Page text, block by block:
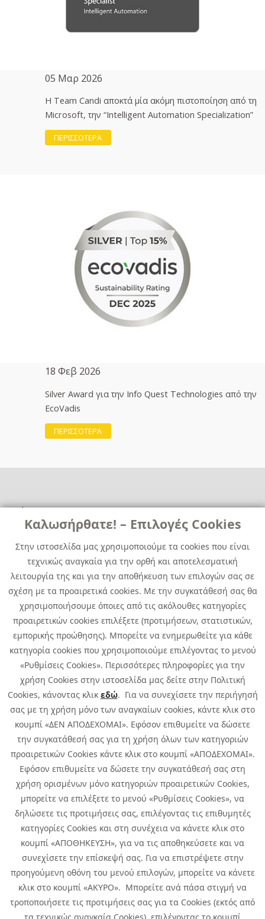
Καλωσήρθατε! – Επιλογές Cookies
Στην ιστοσελίδα μας χρησιμοποιούμε τα cookies που είναι
τεχνικώς αναγκαία για την ορθή και αποτελεσματική
λειτουργία της και για την αποθήκευση των επιλογών σας σε
σχέση με τα προαιρετικά cookies. Με την συγκατάθεσή σας θα
χρησιμοποιήσουμε όποιες από τις ακόλουθες κατηγορίες
προαιρετικών cookies επιλέξετε (προτιμήσεων, στατιστικών,
εμπορικής προώθησης). Μπορείτε να ενημερωθείτε για κάθε
κατηγορία cookies που χρησιμοποιούμε επιλέγοντας το μενού
«Ρυθμίσεις Cookies». Περισσότερες πληροφορίες για την
χρήση Cookies στην ιστοσελίδα μας δείτε στην Πολιτική
Cookies, κάνοντας κλικ εδώ. Για να συνεχίσετε την περιήγησή
σας με τη χρήση μόνο των αναγκαίων cookies, κάντε κλικ στο
κουμπί «ΔΕΝ ΑΠΟΔΕΧΟΜΑΙ». Εφόσον επιθυμείτε να δώσετε
την συγκατάθεσή σας για τη χρήση όλων των κατηγοριών
προαιρετικών Cookies κάντε κλικ στο κουμπί «ΑΠΟΔΕΧΟΜΑΙ».
Εφόσον επιθυμείτε να δώσετε την συγκατάθεσή σας στη
χρήση ορισμένων μόνο κατηγοριών προαιρετικών Cookies,
μπορείτε να επιλέξετε το μενού «Ρυθμίσεις Cookies», να
δηλώσετε τις προτιμήσεις σας, επιλέγοντας τις επιθυμητές
κατηγορίες Cookies και στη συνέχεια να κάνετε κλικ στο
κουμπί «ΑΠΟΘΗΚΕΥΣΗ», για να τις αποθηκεύσετε και να
συνεχίσετε την επίσκεψή σας. Για να επιστρέψετε στην
προηγούμενη οθόνη του μενού επιλογών, μπορείτε να κάνετε
κλικ στο κουμπί «ΑΚΥΡΟ». Μπορείτε ανά πάσα στιγμή να
τροποποιήσετε τις προτιμήσεις σας για τα Cookies (εκτός από
05 Μαρ 2026
H Team Candi αποκτά μία ακόμη πιστοποίηση από τη
Microsoft, την “Intelligent Automation Specialization”
ΠΕΡΙΣΣΟΤΕΡΑ
18 Φεβ 2026
Silver Award για την Info Quest Technologies από την
EcoVadis
ΠΕΡΙΣΣΟΤΕΡΑ
Χρήσιμα
Χρήσιμα
Επικοινωνία
Media Kit
Καριέρα
Όμιλος Quest
Site Map
Copyright © 2026 Infoquest.gr Με επιφύλαξη κάθε νόμιμου δικαιώματος.
Πολιτική Cookies Προτιμήσεις Cookies | Όροι Χρήσης